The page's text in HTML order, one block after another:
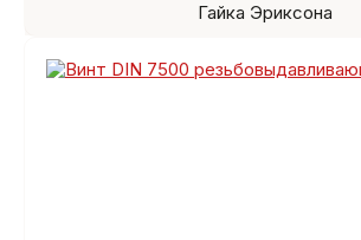
Гайка Эриксона